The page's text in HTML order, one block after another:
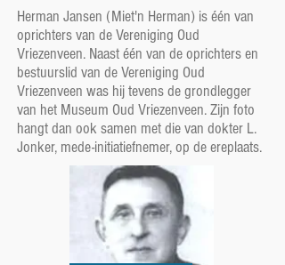
Herman Jansen (Miet'n Herman) is één van
oprichters van de Vereniging Oud
Vriezenveen. Naast één van de oprichters en
bestuurslid van de Vereniging Oud
Vriezenveen was hij tevens de grondlegger
van het Museum Oud Vriezenveen. Zijn foto
hangt dan ook samen met die van dokter L.
Jonker, mede-initiatiefnemer, op de ereplaats.